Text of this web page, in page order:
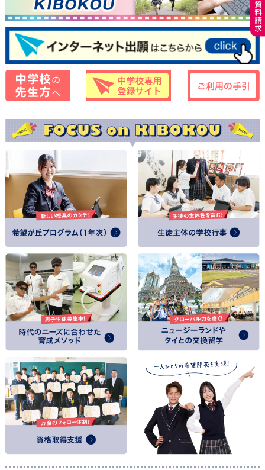
2026.05.18…吹奏楽部全国大会出場応援プロジェクト
2026.05.08…令和８年度 文化祭「悠久祭」一般公開のお知らせ
2026.04.22… 令和8年度 入学式
2026.04.07…
令和８年度入学式のお知らせ
2026.04.01…令和8年度スタート！
2026.03.27…令和7年度 第53回全国高等学校選抜卓球大会
2026.03.16…令和７年度 全九州卓球選手権大会
2026.03.12… 吹奏楽部全国大会出場寄付のお願い
2026.03.10…
ポスター＆リーフレット撮影